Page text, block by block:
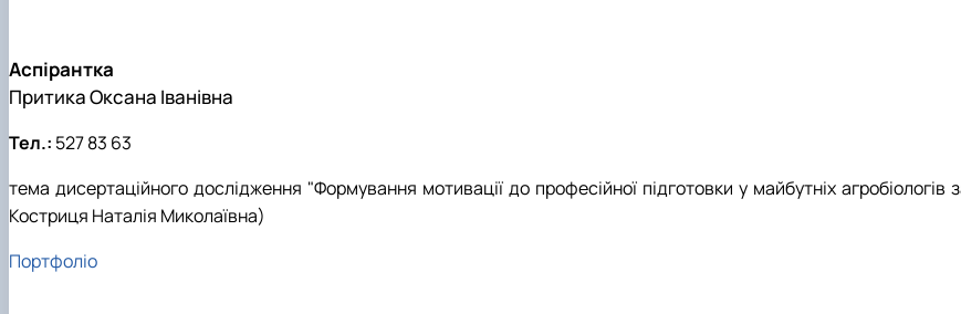
Аспірантка
Притика Оксана Іванівна
Тел.: 527 83 63
тема дисертаційного дослідження "Формування мотивації до професійної підготовки у майбутніх
Костриця Наталія Миколаївна)
Портфоліо